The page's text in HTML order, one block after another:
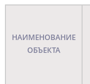
НАИМЕНОВАНИЕ
ОБЪЕКТА